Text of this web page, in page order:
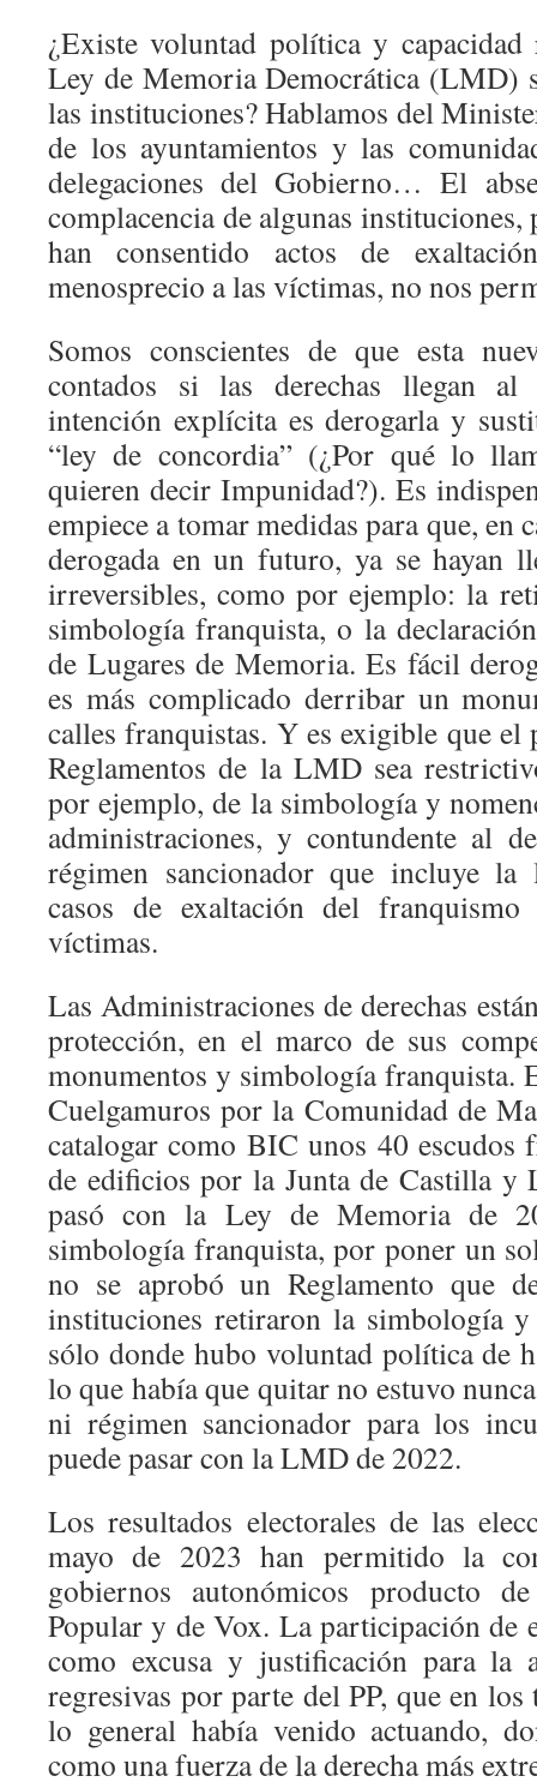
¿Existe voluntad política y
Ley de Memoria Democrática (LMD)
las instituciones? Hablamos del
de los ayuntamientos y las
delegaciones del Gobierno… El
complacencia de algunas
han consentido actos de
menosprecio a las víctimas, no nos
Somos conscientes de que esta
contados si las derechas llegan
intención explícita es derogarla y
“ley de concordia” (¿Por qué lo
quieren decir Impunidad?). Es
empiece a tomar medidas para que, en
derogada en un futuro, ya se hayan
irreversibles, como por ejemplo: la
simbología franquista, o la
de Lugares de Memoria. Es fácil
es más complicado derribar un
calles franquistas. Y es exigible que
Reglamentos de la LMD sea
por ejemplo, de la simbología y
administraciones, y contundente al
régimen sancionador que incluye
casos de exaltación del
víctimas.
Las Administraciones de derechas
protección, en el marco de sus
monumentos y simbología franquista.
Cuelgamuros por la Comunidad de
catalogar como BIC unos 40 escudos
de edificios por la Junta de Castilla y
pasó con la Ley de Memoria de
simbología franquista, por poner un
no se aprobó un Reglamento que
instituciones retiraron la simbología
sólo donde hubo voluntad política de
lo que había que quitar no estuvo
ni régimen sancionador para los
puede pasar con la LMD de 2022.
Los resultados electorales de las
mayo de 2023 han permitido la
gobiernos autonómicos producto
Popular y de Vox. La participación de
como excusa y justificación para la
regresivas por parte del PP, que en
lo general había venido actuando,
como una fuerza de la derecha más